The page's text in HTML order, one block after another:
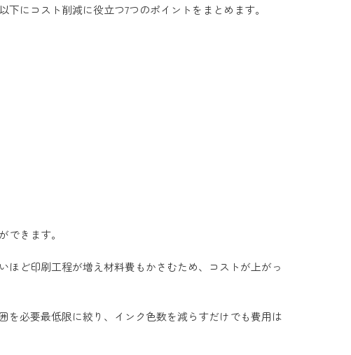
にコスト削減に役立つ7つのポイントをまとめます。
きます。
ど印刷工程が増え材料費もかさむため、コストが上がっ
必要最低限に絞り、インク色数を減らすだけでも費用は